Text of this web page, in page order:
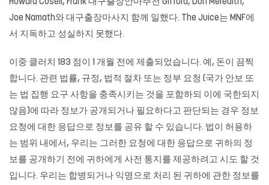
Howard Cosell, Frank 대구출장안마추천 Gifford, Don Meredith,
Joe Namath와 대구출장마사지 함께 일했다. The Juice는 MNF에
서 지독하고 성실하지 못했다.
이중 클러치 183 점이 1 개월 전에 제출되었습니다. 예, 돈이 끔찍
합니다. 관련 법률, 규정, 법적 절차 또는 정부 요청 (국가 안보 또
는 법 집행 요구 사항을 충족시키는 것을 포함하되 이에 국한되지
않음)에 따라 정보가 공개되거나 필요하다고 판단되는 경우 정보
요청에 대한 응답으로 정보를 공유 할 수 있습니다. 법이 허용하
는 범위 내에서, 우리는 그러한 요청에 대한 응답으로 귀하의 정
보를 공개하기 전에 귀하에게 사전 통지를 제공하려고 시도 할 것
입니다. 우리는 합병되거나 익명으로 처리 된 귀하에 관한 정보를